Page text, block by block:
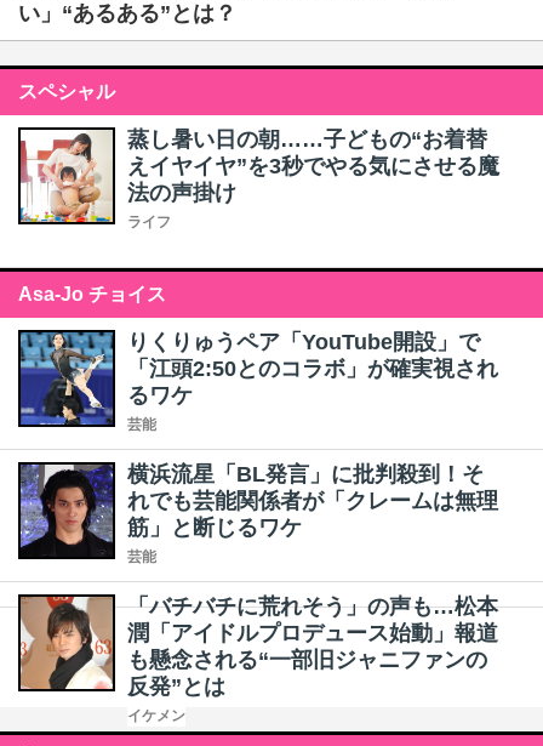
い」“あるある”とは？
スペシャル
蒸し暑い日の朝……子どもの“お着替
えイヤイヤ”を3秒でやる気にさせる魔
法の声掛け
ライフ
Asa-Jo チョイス
りくりゅうペア「YouTube開設」で
「江頭2:50とのコラボ」が確実視され
るワケ
芸能
横浜流星「BL発言」に批判殺到！そ
れでも芸能関係者が「クレームは無理
筋」と断じるワケ
芸能
「バチバチに荒れそう」の声も…松本
潤「アイドルプロデュース始動」報道
も懸念される“一部旧ジャニファンの
反発”とは
イケメン